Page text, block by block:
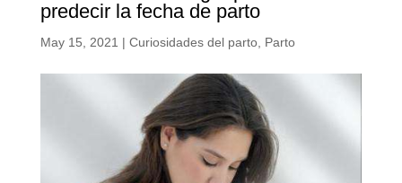
predecir la fecha de parto
May 15, 2021 | Curiosidades del parto, Parto